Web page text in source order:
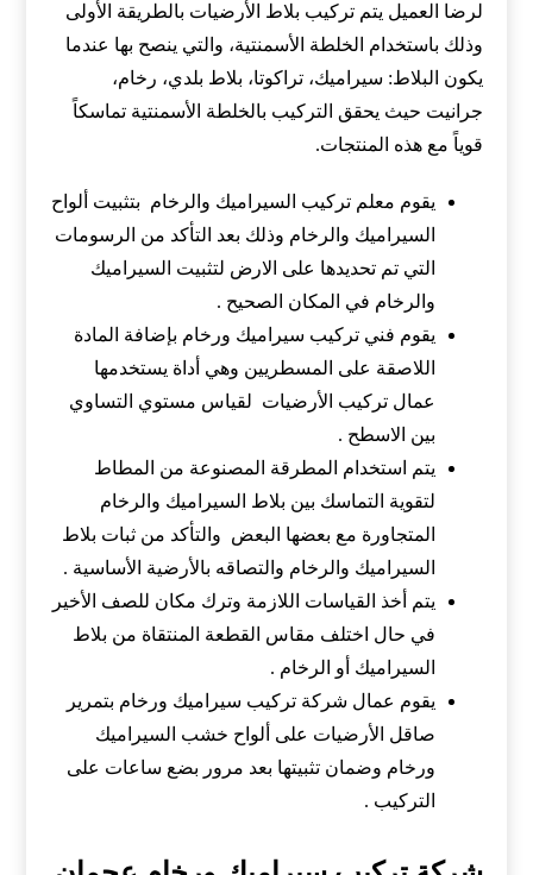
لرضا العميل يتم تركيب بلاط الأرضيات بالطريقة الأولى
وذلك باستخدام الخلطة الأسمنتية، والتي ينصح بها عندما
يكون البلاط: سيراميك، تراكوتا، بلاط بلدي، رخام،
جرانيت حيث يحقق التركيب بالخلطة الأسمنتية تماسكاً
قوياً مع هذه المنتجات.
يقوم معلم تركيب السيراميك والرخام بتثبيت ألواح
السيراميك والرخام وذلك بعد التأكد من الرسومات
التي تم تحديدها على الارض لتثبيت السيراميك
والرخام في المكان الصحيح .
يقوم فني تركيب سيراميك ورخام بإضافة المادة
اللاصقة على المسطريين وهي أداة يستخدمها
عمال تركيب الأرضيات لقياس مستوي التساوي
بين الاسطح .
يتم استخدام المطرقة المصنوعة من المطاط
لتقوية التماسك بين بلاط السيراميك والرخام
المتجاورة مع بعضها البعض والتأكد من ثبات بلاط
السيراميك والرخام والتصاقه بالأرضية الأساسية .
يتم أخذ القياسات اللازمة وترك مكان للصف الأخير
في حال اختلف مقاس القطعة المنتقاة من بلاط
السيراميك أو الرخام .
يقوم عمال شركة تركيب سيراميك ورخام بتمرير
صاقل الأرضيات على ألواح خشب السيراميك
ورخام وضمان تثبيتها بعد مرور بضع ساعات على
التركيب .